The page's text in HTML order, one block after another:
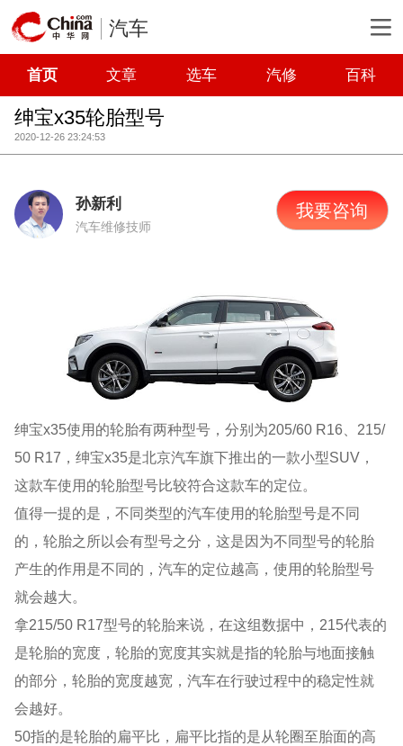
汽车
首页 文章 选车 汽修 百科
绅宝x35轮胎型号
2020-12-26 23:24:53
孙新利
汽车维修技师
我要咨询
绅宝x35使用的轮胎有两种型号，分别为205/60 R16、215/
50 R17，绅宝x35是北京汽车旗下推出的一款小型SUV，
这款车使用的轮胎型号比较符合这款车的定位。
值得一提的是，不同类型的汽车使用的轮胎型号是不同
的，轮胎之所以会有型号之分，这是因为不同型号的轮胎
产生的作用是不同的，汽车的定位越高，使用的轮胎型号
就会越大。
拿215/50 R17型号的轮胎来说，在这组数据中，215代表的
是轮胎的宽度，轮胎的宽度其实就是指的轮胎与地面接触
的部分，轮胎的宽度越宽，汽车在行驶过程中的稳定性就
会越好。
50指的是轮胎的扁平比，扁平比指的是从轮圈至胎面的高